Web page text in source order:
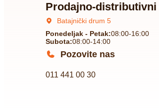
Prodajno-distributivni
Batajnički drum 5
Ponedeljak - Petak:08:00-16:00
Subota:08:00-14:00
Pozovite nas
011 441 00 30